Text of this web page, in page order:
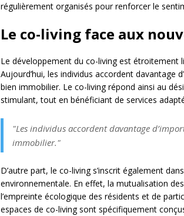
régulièrement organisés pour renforcer le
Le co-living face aux
Le développement du co-living est étroitement
Aujourd’hui, les individus accordent davantage
bien immobilier. Le co-living répond ainsi au
stimulant, tout en bénéficiant de services
"Les individus accordent davantage
immobilier."
D’autre part, le co-living s’inscrit également
environnementale. En effet, la mutualisation
l’empreinte écologique des résidents et de
espaces de co-living sont spécifiquement